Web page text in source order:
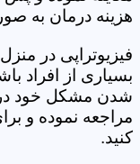
هزینه درمان به
فیزیوتراپی در
بسیاری از افراد
شدن مشکل خود در
مراجعه نموده و
کنید.